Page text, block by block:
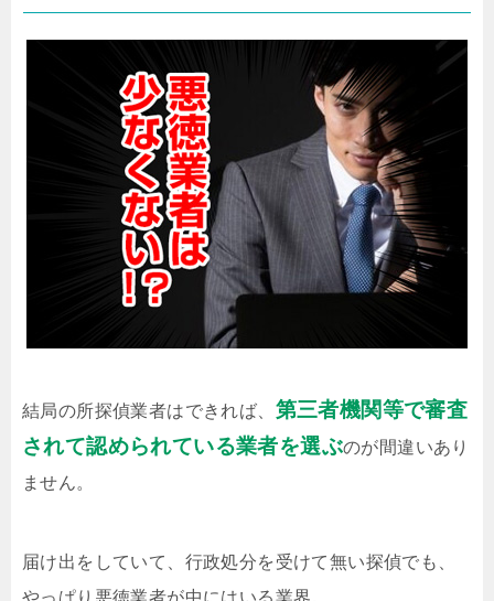
結局の所探偵業者はできれば、 第三者機関等で審査
されて認められている業者を選ぶのが間違いあり
ません。
届け出をしていて、行政処分を受けて無い探偵でも、